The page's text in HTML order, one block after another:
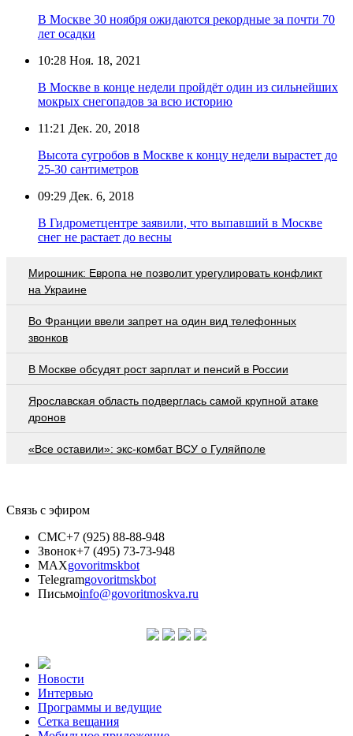
В Москве 30 ноября ожидаются рекордные за почти 70
лет осадки
10:28 Ноя. 18, 2021
В Москве в конце недели пройдёт один из сильнейших
мокрых снегопадов за всю историю
11:21 Дек. 20, 2018
Высота сугробов в Москве к концу недели вырастет до
25-30 сантиметров
09:29 Дек. 6, 2018
В Гидрометцентре заявили, что выпавший в Москве
снег не растает до весны
Мирошник: Европа не позволит урегулировать конфликт
на Украине
Во Франции ввели запрет на один вид телефонных
звонков
В Москве обсудят рост зарплат и пенсий в России
Ярославская область подверглась самой крупной атаке
дронов
«Все оставили»: экс-комбат ВСУ о Гуляйполе
Связь с эфиром
СМС+7 (925) 88-88-948
Звонок+7 (495) 73-73-948
MAXgovoritmskbot
Telegramgovoritmskbot
Письмоinfo@govoritmoskva.ru
Новости
Интервью
Программы и ведущие
Сетка вещания